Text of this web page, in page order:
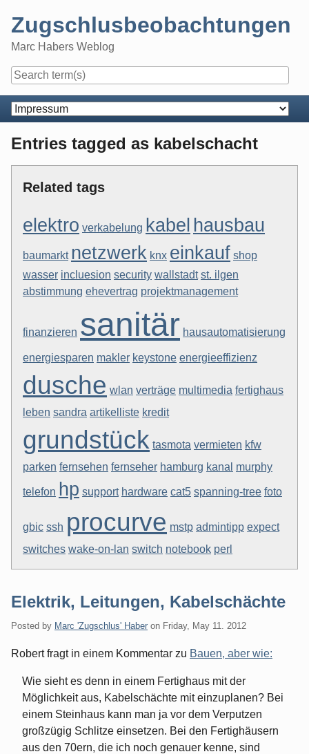
content
Zugschlusbeobachtungen
Marc Habers Weblog
Navigation
Entries tagged as kabelschacht
Related tags
elektro verkabelung kabel hausbau
baumarkt netzwerk knx einkauf shop
wasser incluesion security wallstadt st. ilgen
abstimmung ehevertrag projektmanagement
finanzieren sanitär hausautomatisierung
energiesparen makler keystone energieeffizienz
dusche wlan verträge multimedia fertighaus
leben sandra artikelliste kredit
grundstück tasmota vermieten kfw
parken fernsehen fernseher hamburg kanal murphy
telefon hp support hardware cat5 spanning-tree foto
gbic ssh procurve mstp admintipp expect
switches wake-on-lan switch notebook perl
Elektrik, Leitungen, Kabelschächte
Posted by Marc 'Zugschlus' Haber on Friday, May 11. 2012
Robert fragt in einem Kommentar zu Bauen, aber wie:
Wie sieht es denn in einem Fertighaus mit der
Möglichkeit aus, Kabelschächte mit einzuplanen? Bei
einem Steinhaus kann man ja vor dem Verputzen
großzügig Schlitze einsetzen. Bei den Fertighäusern
aus den 70ern, die ich noch genauer kenne, sind